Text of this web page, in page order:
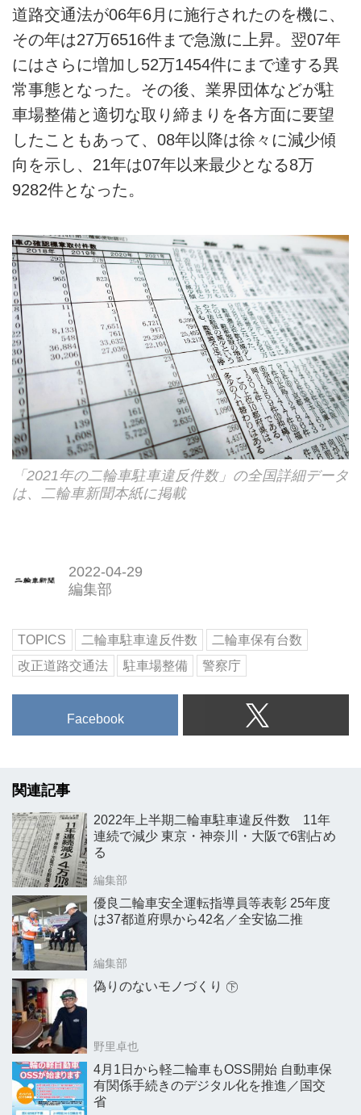
道路交通法が06年6月に施行されたのを機に、
その年は27万6516件まで急激に上昇。翌07年
にはさらに増加し52万1454件にまで達する異
常事態となった。その後、業界団体などが駐
車場整備と適切な取り締まりを各方面に要望
したこともあって、08年以降は徐々に減少傾
向を示し、21年は07年以来最少となる8万
9282件となった。
「2021年の二輪車駐車違反件数」の全国詳細データ
は、二輪車新聞本紙に掲載
2022-04-29
編集部
TOPICS 二輪車駐車違反件数
二輪車保有台数
改正道路交通法
駐車場整備 警察庁
Facebook
関連記事
2022年上半期二輪車駐車違反件数 11年
連続で減少 東京・神奈川・大阪で6割占め
る
編集部
優良二輪車安全運転指導員等表彰 25年度
は37都道府県から42名／全安協二推
編集部
偽りのないモノづくり ㊦
野里卓也
4月1日から軽二輪車もOSS開始 自動車保
有関係手続きのデジタル化を推進／国交
省